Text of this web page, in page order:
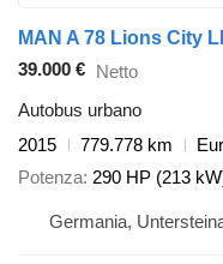
MAN A 78 Lions City
39.000 € Netto
Autobus urbano
2015
779.778 km
Potenza 290 HP (213
Germania,